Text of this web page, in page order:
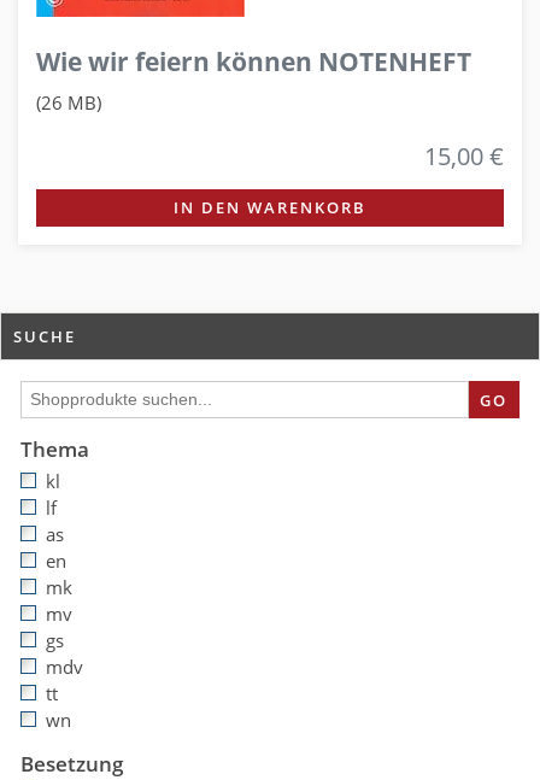
Wie wir feiern können NOTENHEFT
(26 MB)
15,00 €
IN DEN WARENKORB
SUCHE
GO
Thema
kl
lf
as
en
mk
mv
gs
mdv
tt
wn
Besetzung